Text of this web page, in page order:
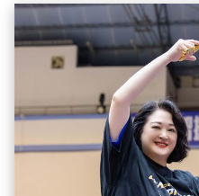
來。」最後結局超暖心，
水。